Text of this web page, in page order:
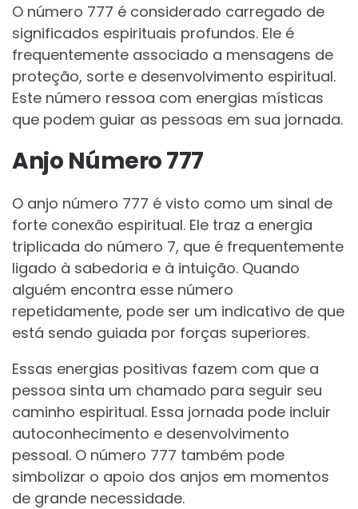
O número 777 é considerado carregado de
significados espirituais profundos. Ele é
frequentemente associado a mensagens de
proteção, sorte e desenvolvimento espiritual.
Este número ressoa com energias místicas
que podem guiar as pessoas em sua jornada.
Anjo Número 777
O anjo número 777 é visto como um sinal de
forte conexão espiritual. Ele traz a energia
triplicada do número 7, que é frequentemente
ligado à sabedoria e à intuição. Quando
alguém encontra esse número
repetidamente, pode ser um indicativo de que
está sendo guiada por forças superiores.
Essas energias positivas fazem com que a
pessoa sinta um chamado para seguir seu
caminho espiritual. Essa jornada pode incluir
autoconhecimento e desenvolvimento
pessoal. O número 777 também pode
simbolizar o apoio dos anjos em momentos
de grande necessidade.